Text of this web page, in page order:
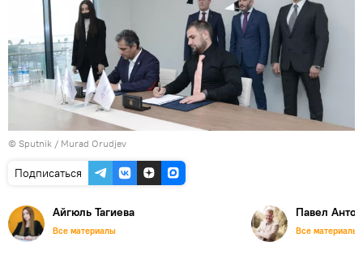
© Sputnik / Murad Orudjev
Подписаться
Айгюль Тагиева
Все материалы
Павел
Все материалы